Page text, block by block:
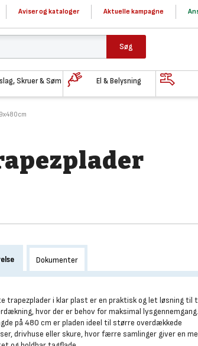
Aviser og kataloger Aktuelle kampagne
Søg
Skruer & Søm El & Belysning
Dokumenter
trapezplader i klar plast er en praktisk og let løsning til
hvor der er behov for maksimal
på 480 cm er pladen ideel til større overdækkede
drivhuse eller skure, hvor færre samlinger giver en